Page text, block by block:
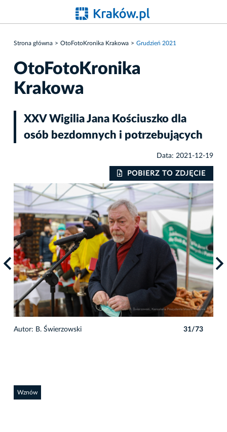
Strona główna OtoFotoKronika Krakowa Grudzień 2021
OtoFotoKronika
Krakowa
XXV Wigilia Jana Kościuszko dla
osób bezdomnych i potrzebujących
Data: 2021-12-19
POBIERZ TO ZDJĘCIE
Autor: B. Świerzowski 31/73
Wznów